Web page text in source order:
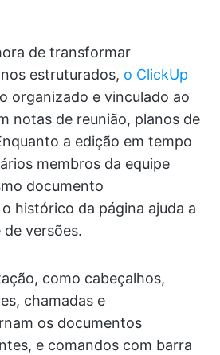
de transformar
estruturados, o ClickUp
organizado e vinculado ao
notas de reunião, planos de
a edição em tempo
membros da equipe
documento
histórico da página ajuda a
versões.
como cabeçalhos,
chamadas e
os documentos
e comandos com barra